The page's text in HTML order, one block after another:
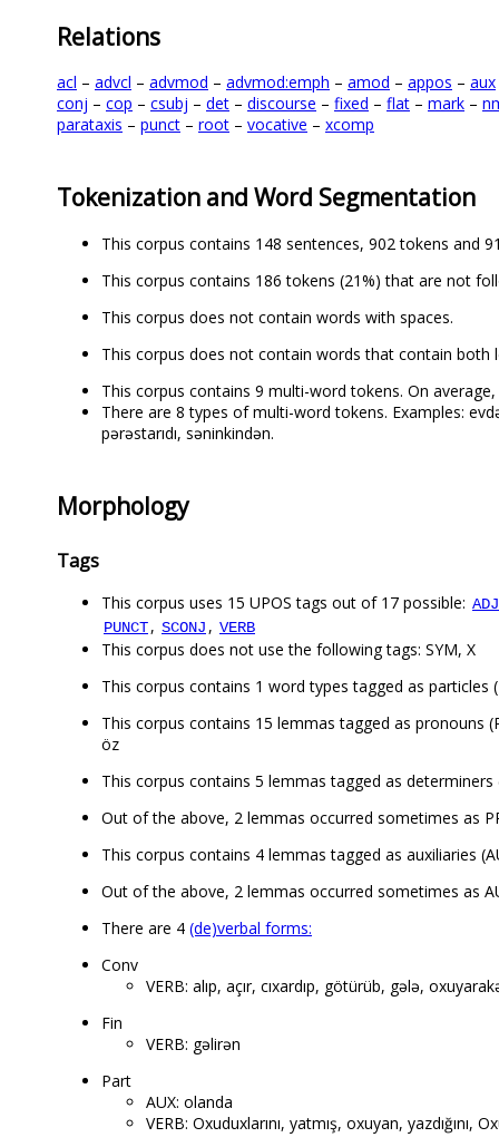
Relations
acl – advcl – advmod – advmod:emph – amod – appos – aux
conj – cop – csubj – det – discourse – fixed – flat – mark –
parataxis – punct – root – vocative – xcomp
Tokenization and Word Segmentation
This corpus contains 148 sentences, 902 tokens and
This corpus contains 186 tokens (21%) that are not
This corpus does not contain words with spaces.
This corpus does not contain words that contain both
This corpus contains 9 multi-word tokens. On
There are 8 types of multi-word tokens. Examples:
pərəstarıdı, səninkindən.
Morphology
Tags
This corpus uses 15 UPOS tags out of 17 possible: ADJ
PUNCT, SCONJ , VERB
This corpus does not use the following tags: SYM, X
This corpus contains 1 word types tagged as particles
This corpus contains 15 lemmas tagged as pronouns
öz
This corpus contains 5 lemmas tagged as
Out of the above, 2 lemmas occurred sometimes as
This corpus contains 4 lemmas tagged as auxiliaries
Out of the above, 2 lemmas occurred sometimes as
There are 4 (de)verbal forms:
Conv
VERB: alıp, açır, cıxardıp, götürüb, gələ,
Fin
VERB: gəlirən
Part
AUX: olanda
VERB: Oxuduxlarını, yatmış, oxuyan,